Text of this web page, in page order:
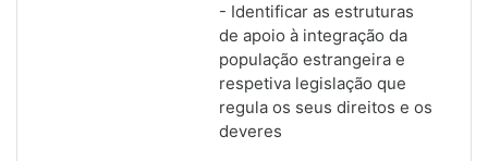
- Identificar as estruturas
de apoio à integração da
população estrangeira e
respetiva legislação que
regula os seus direitos e os
deveres